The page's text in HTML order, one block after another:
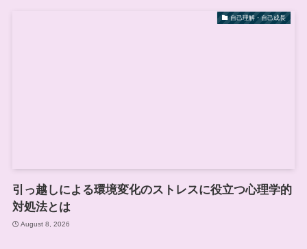
自己理解・自己成長
引っ越しによる環境変化のストレスに役立つ心理学的
対処法とは
August 8, 2026